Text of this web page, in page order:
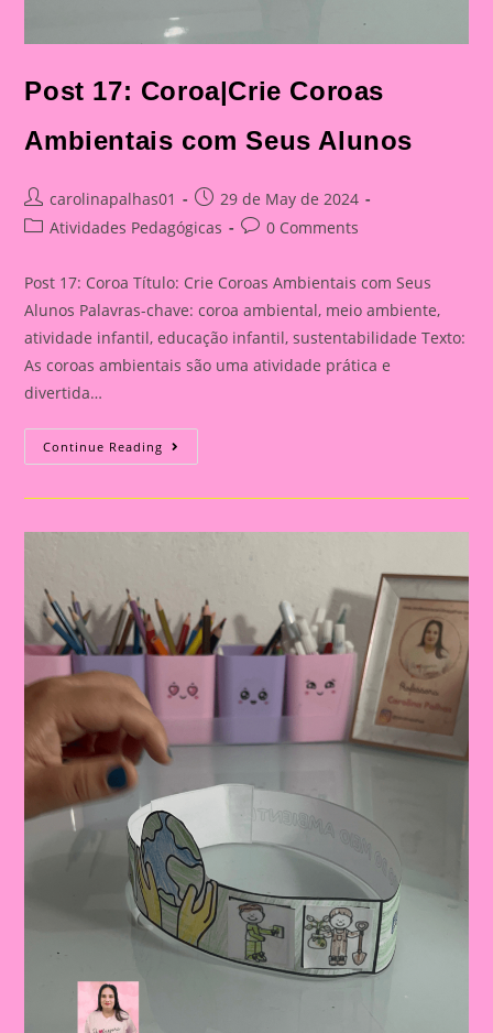
Post 17: Coroa|Crie Coroas
Ambientais com Seus Alunos
Post
author:
carolinapalhas01
Post
published:
29 de May de 2024
PostAtividades Pedagógicas
Post0 Comments
Post 17: Coroa Título: Crie Coroas Ambientais com Seus
Alunos Palavras-chave: coroa ambiental, meio ambiente,
atividade infantil, educação infantil, sustentabilidade Texto:
As coroas ambientais são uma atividade prática e
divertida…
Continue Reading Post
17:
Coroas
Seus